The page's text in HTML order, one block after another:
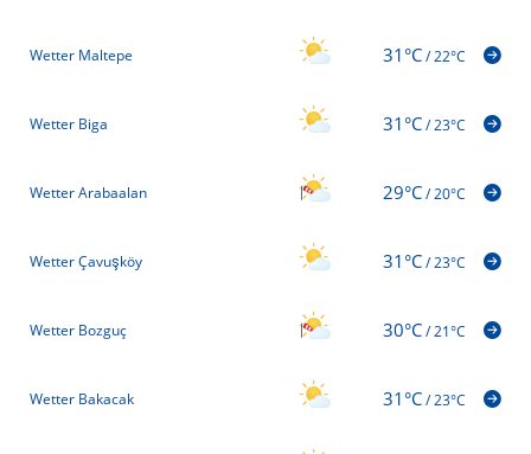
Wetter Maltepe 31°C/22°C
Wetter Biga 31°C/23°C
Wetter Arabaalan 29°C/20°C
Wetter Çavuşköy 31°C/23°C
Wetter Bozguç 30°C/21°C
Wetter Bakacak 31°C/23°C